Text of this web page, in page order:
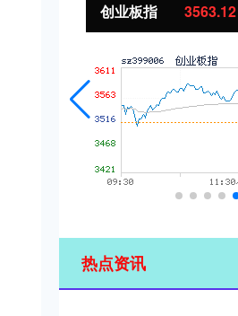
创业板指 3563.12
热点资讯